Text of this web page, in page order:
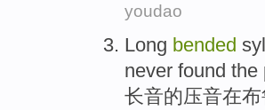
youdao
Long bended
never found the
长音的压音在